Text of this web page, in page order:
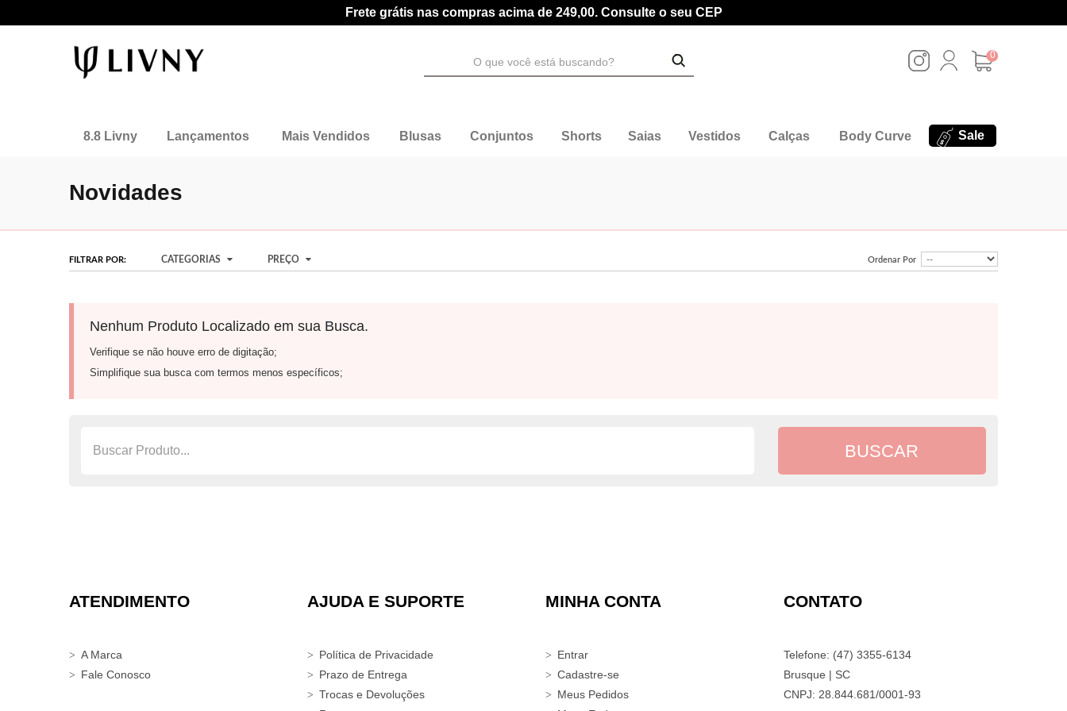
Frete grátis nas compras acima de 249,00. Consulte o seu CEP
0
8.8 Livny Lançamentos Mais Vendidos Blusas Conjuntos Shorts Saias Vestidos Calças Body Curve Sale
Novidades
FILTRAR POR: CATEGORIAS PREÇO Ordenar Por
Nenhum Produto Localizado em sua Busca.
Verifique se não houve erro de digitação;
Simplifique sua busca com termos menos específicos;
ATENDIMENTO
A Marca
Fale Conosco
AJUDA E SUPORTE
Política de Privacidade
Prazo de Entrega
Trocas e Devoluções
MINHA CONTA
Entrar
Cadastre-se
Meus Pedidos
CONTATO
Telefone: (47) 3355-6134
Brusque | SC
CNPJ: 28.844.681/0001-93